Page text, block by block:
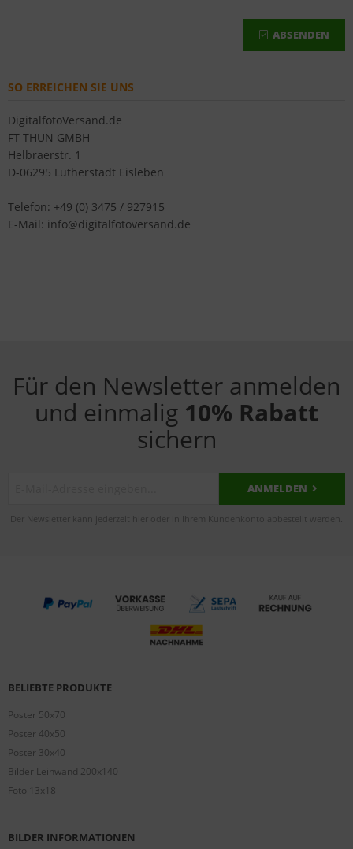
ABSENDEN
SO ERREICHEN SIE UNS
DigitalfotoVersand.de
FT THUN GMBH
Helbraerstr. 1
D-06295 Lutherstadt Eisleben
Telefon: +49 (0) 3475 / 927915
E-Mail: info@digitalfotoversand.de
Für den Newsletter anmelden
und einmalig 10% Rabatt
sichern
ANMELDEN
Der Newsletter kann jederzeit hier oder in Ihrem Kundenkonto abbestellt werden.
BELIEBTE PRODUKTE
Poster 50x70
Poster 40x50
Poster 30x40
Bilder Leinwand 200x140
Foto 13x18
BILDER INFORMATIONEN